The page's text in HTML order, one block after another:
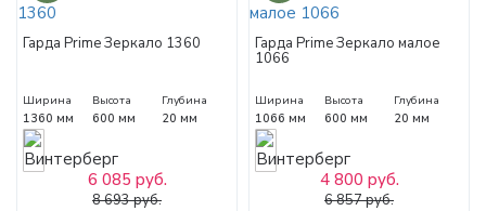
Гарда Prime Зеркало 1360
Ширина
1360 мм
Высота
600 мм
Глубина
20 мм
6 085 руб.
8 693 руб.
Гарда Prime Зеркало малое
1066
Ширина
1066 мм
Высота
600 мм
Глубина
20 мм
4 800 руб.
6 857 руб.